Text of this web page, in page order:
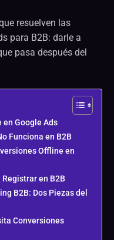
resuelven las
para B2B: darle a
pasa después del
en Google Ads
Funciona en B2B
Offline en
en B2B
B2B: Dos Piezas del
Conversiones